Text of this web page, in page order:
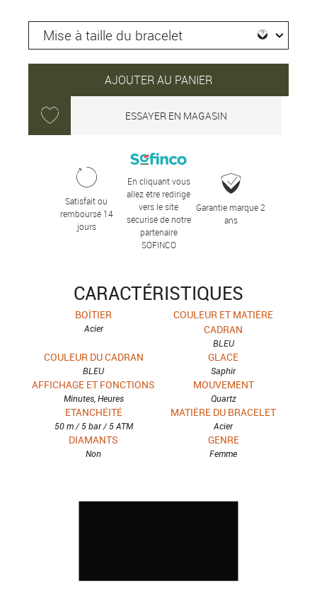
AJOUTER AU PANIER
ESSAYER EN MAGASIN
Satisfait ou
remboursé 14
jours
En cliquant vous
allez être redirigé
vers le site
sécurisé de notre
partenaire
SOFINCO
Garantie marque 2
ans
CARACTÉRISTIQUES
BOÎTIER
Acier
COULEUR ET MATIÈRE
CADRAN
BLEU
COULEUR DU CADRAN
BLEU
GLACE
Saphir
AFFICHAGE ET FONCTIONS
Minutes, Heures
MOUVEMENT
Quartz
ETANCHÉITÉ
50 m / 5 bar / 5 ATM
MATIÈRE DU BRACELET
Acier
DIAMANTS
Non
GENRE
Femme